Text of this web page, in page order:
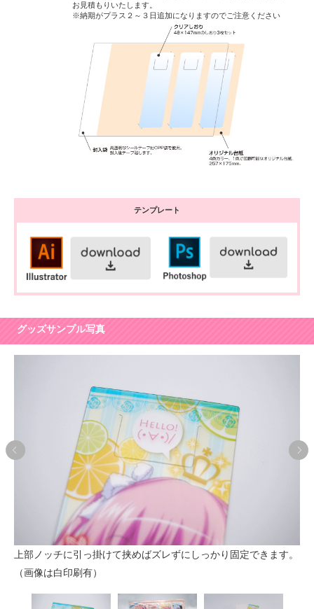
お見積もりいたします。
※納期がプラス２～３日追加になりますのでご注意ください
テンプレート
グッズサンプル写真
上部ノッチに引っ掛けて挟めばズレずにしっかり固定できます。
（画像は白印刷有）